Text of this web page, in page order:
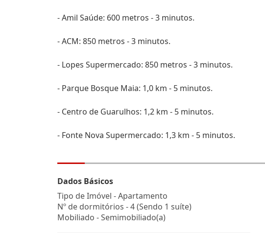
- Amil Saúde: 600 metros - 3 minutos.
- ACM: 850 metros - 3 minutos.
- Lopes Supermercado: 850 metros - 3 minutos.
- Parque Bosque Maia: 1,0 km - 5 minutos.
- Centro de Guarulhos: 1,2 km - 5 minutos.
- Fonte Nova Supermercado: 1,3 km - 5 minutos.
Dados Básicos
Tipo de Imóvel - Apartamento
Nº de dormitórios - 4 (Sendo 1 suíte)
Mobiliado - Semimobiliado(a)